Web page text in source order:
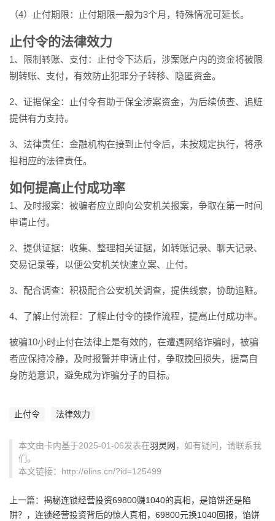
（4）止付期限：止付期限一般为3个月，特殊情况可延长。
止付令的法律效力
1、限制转账、支付：止付令下达后，涉案账户内的资金将被限
制转账、支付，有效防止犯罪分子转移、隐匿资金。
2、证据保全：止付令有助于保全涉案资金，为后续侦查、追赃
提供有力支持。
3、法律责任：金融机构在接到止付令后，未按规定执行，将承
担相应的法律责任。
如何提高止付成功率
1、及时报案：被骗者应立即向公安机关报案，争取在第一时间
申请止付。
2、提供证据：收集、整理相关证据，如转账记录、聊天记录、
交易记录等，以便公安机关快速立案、止付。
3、配合调查：积极配合公安机关调查，提供线索，协助追赃。
4、了解止付流程：了解止付令的操作流程，提高止付成功率。
被骗10小时止付在法律上是有效的，在遭遇网络诈骗时，被骗
者应保持冷静，及时报警并申请止付，争取挽回损失，提高自
身防范意识，避免成为诈骗分子的目标。
止付令 法律效力
本文由卡内基于2025-01-06发表在羽灵网 ，如有疑问，请联系我
们。
本文链接：http://elins.cn/?id=125499
上一篇： 揭秘连锁经营投资69800赚1040的真相，是馅饼还是陷
阱？，连锁经营投资背后的惊人真相，69800元换1040回报，馅饼